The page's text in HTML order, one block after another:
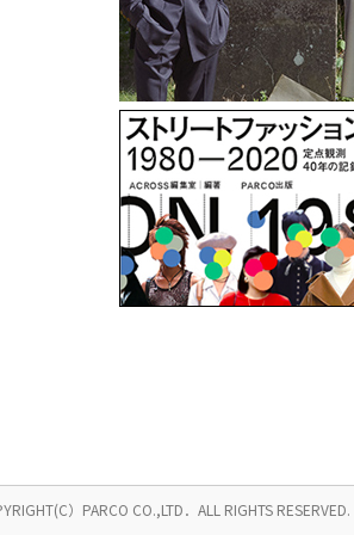
）PARCO CO.,LTD．ALL RIGHTS RESERVED.